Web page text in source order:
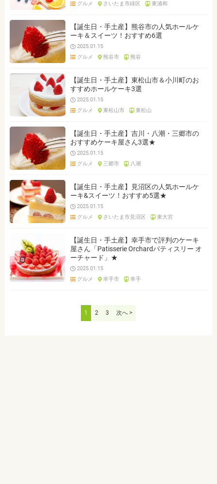
グルメ
さいたま市緑区 東浦和
【誕生日・手土産】熊谷市の人気ホールケ
ーキ＆スイーツ！おすすめ6選
2025.01.15
グルメ
熊谷市 熊谷
【誕生日・手土産】東松山市＆小川町のお
すすめホールケーキ3選
2025.01.15
グルメ
東松山市 東松山
【誕生日・手土産】吉川・八潮・三郷市の
おすすめケーキ屋さん3選★
2025.01.15
グルメ
三郷市 八潮
【誕生日・手土産】見沼区の人気ホールケ
ーキ&スイーツ！おすすめ5選★
2025.01.15
グルメ
さいたま市見沼区 東大宮
【誕生日・手土産】幸手市で評判のケーキ
屋さん「Patisserie Orchardパティスリー オ
ーチャード」★
2025.01.15
グルメ
幸手市 幸手
1 2 3 次へ >